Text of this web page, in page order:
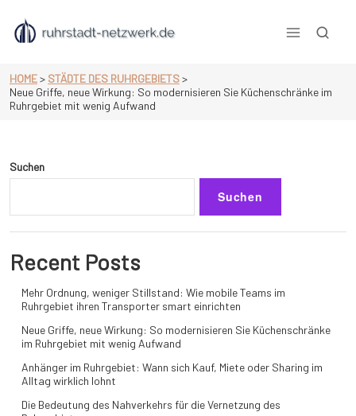
content
HOME> STÄDTE DES RUHRGEBIETS>
Neue Griffe, neue Wirkung: So modernisieren Sie Küchenschränke im
Ruhrgebiet mit wenig Aufwand
Suchen
Suchen
Recent Posts
Mehr Ordnung, weniger Stillstand: Wie mobile Teams im
Ruhrgebiet ihren Transporter smart einrichten
Neue Griffe, neue Wirkung: So modernisieren Sie Küchenschränke
im Ruhrgebiet mit wenig Aufwand
Anhänger im Ruhrgebiet: Wann sich Kauf, Miete oder Sharing im
Alltag wirklich lohnt
Die Bedeutung des Nahverkehrs für die Vernetzung des